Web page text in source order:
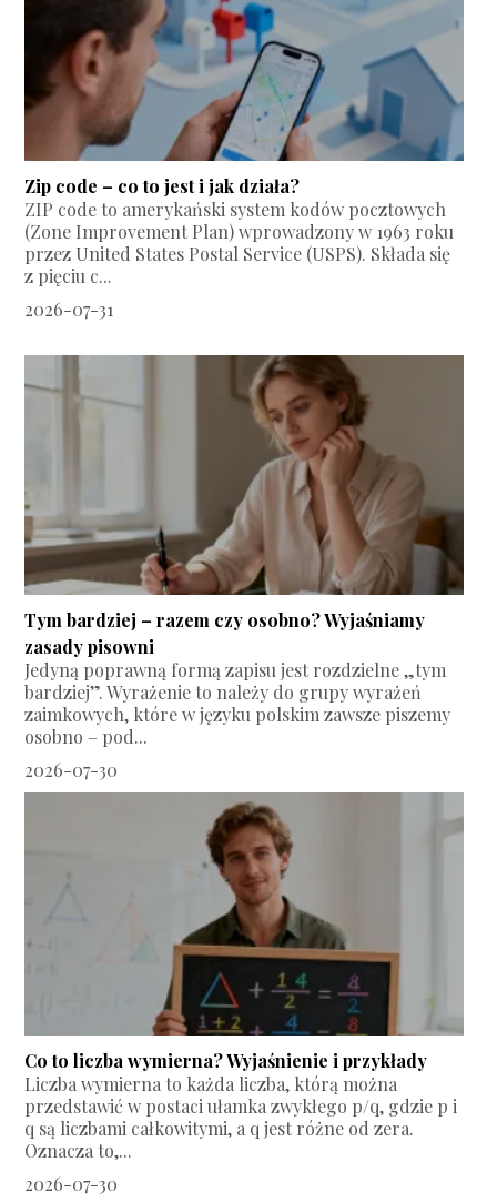
Zip code – co to jest i jak działa?
ZIP code to amerykański system kodów pocztowych
(Zone Improvement Plan) wprowadzony w 1963 roku
przez United States Postal Service (USPS). Składa się
z pięciu c...
2026-07-31
Tym bardziej – razem czy osobno? Wyjaśniamy
zasady pisowni
Jedyną poprawną formą zapisu jest rozdzielne „tym
bardziej”. Wyrażenie to należy do grupy wyrażeń
zaimkowych, które w języku polskim zawsze piszemy
osobno – pod...
2026-07-30
Co to liczba wymierna? Wyjaśnienie i przykłady
Liczba wymierna to każda liczba, którą można
przedstawić w postaci ułamka zwykłego p/q, gdzie p i
q są liczbami całkowitymi, a q jest różne od zera.
Oznacza to,...
2026-07-30